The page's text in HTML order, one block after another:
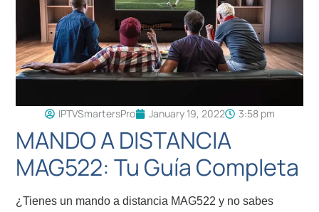
IPTVSmartersPro January 19, 2022 3:58 pm
MANDO A DISTANCIA
MAG522: Tu Guía Completa
¿Tienes un mando a distancia MAG522 y no sabes